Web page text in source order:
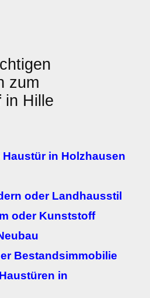
zum
in Hille
in Holzhausen
oder Landhausstil
oder Kunststoff
Bestandsimmobilie
in